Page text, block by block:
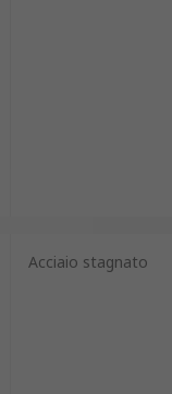
Acciaio stagnato